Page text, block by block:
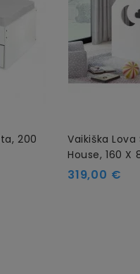
200
Vaikiška
House, 160 X
Kaina
319,00 €